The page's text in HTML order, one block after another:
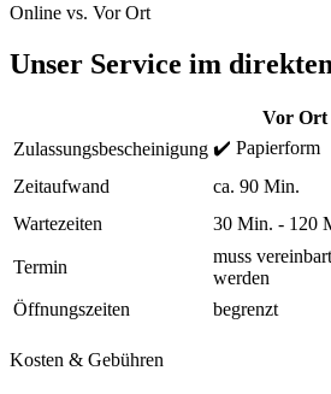
Online vs. Vor Ort
Unser Service im
Vor Ort
Zulassungsbescheinigung ✔️ Papierform
Zeitaufwand
ca. 90 Min.
Wartezeiten
30 Min. - 120
Termin
muss vereinbart
werden
Öffnungszeiten begrenzt
Kosten & Gebühren